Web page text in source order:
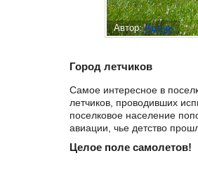
Автор:Админ
Город летчиков
Самое интересное в
летчиков, проводивших
поселковое население
авиации, чье детство
Целое поле самолетов!